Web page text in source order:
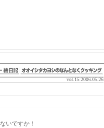
vol.15:2006.05.26
いですか！